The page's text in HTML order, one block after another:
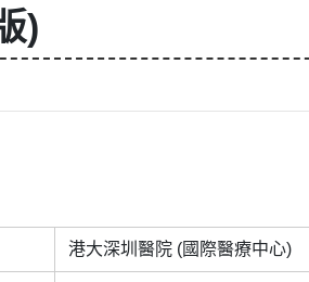
)
港大深圳醫院 (國際醫療中心)